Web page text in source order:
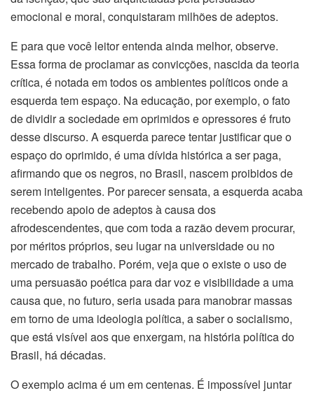
emocional e moral, conquistaram milhões de adeptos.
E para que você leitor entenda ainda melhor, observe.
Essa forma de proclamar as convicções, nascida da teoria
crítica, é notada em todos os ambientes políticos onde a
esquerda tem espaço. Na educação, por exemplo, o fato
de dividir a sociedade em oprimidos e opressores é fruto
desse discurso. A esquerda parece tentar justificar que o
espaço do oprimido, é uma dívida histórica a ser paga,
afirmando que os negros, no Brasil, nascem proibidos de
serem inteligentes. Por parecer sensata, a esquerda acaba
recebendo apoio de adeptos à causa dos
afrodescendentes, que com toda a razão devem procurar,
por méritos próprios, seu lugar na universidade ou no
mercado de trabalho. Porém, veja que o existe o uso de
uma persuasão poética para dar voz e visibilidade a uma
causa que, no futuro, seria usada para manobrar massas
em torno de uma ideologia política, a saber o socialismo,
que está visível aos que enxergam, na história política do
Brasil, há décadas.
O exemplo acima é um em centenas. É impossível juntar